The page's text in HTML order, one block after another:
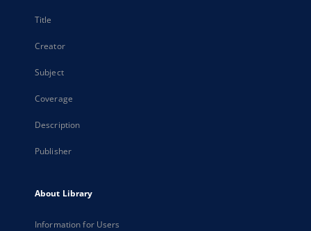
Title
Creator
Subject
Coverage
Description
Publisher
About Library
Information for Users